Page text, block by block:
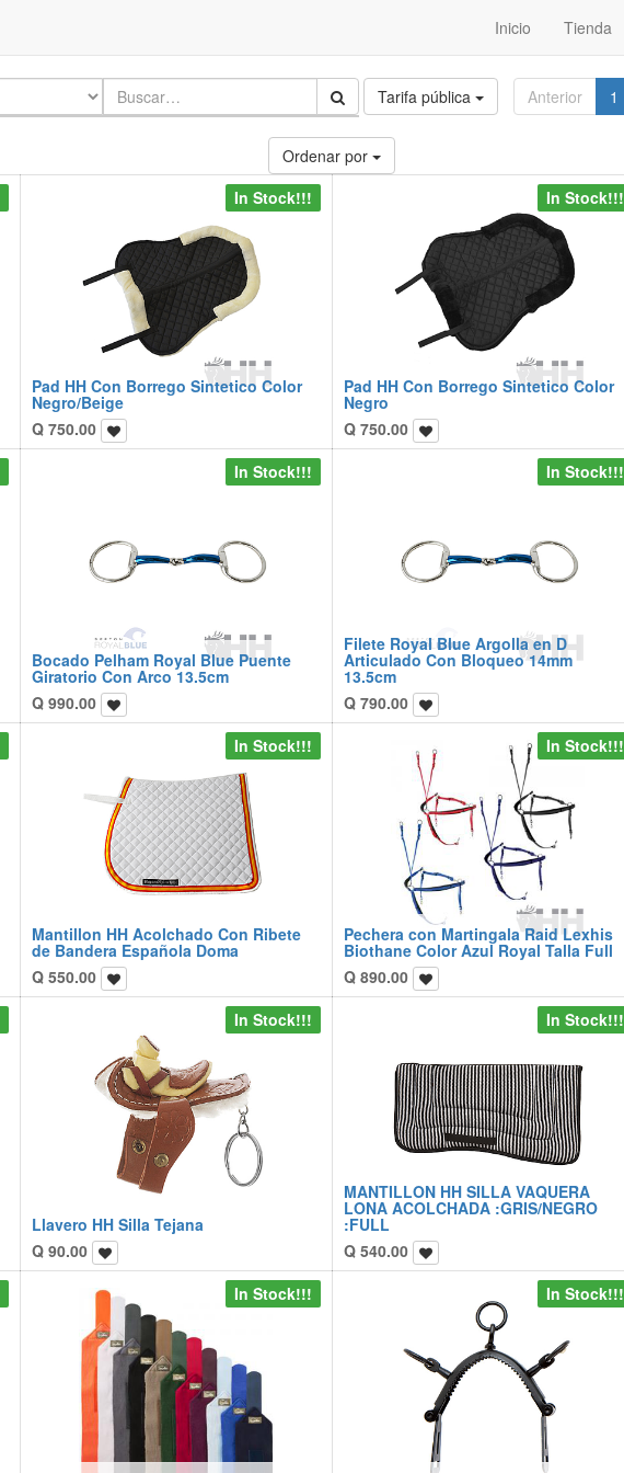
Inicio Tienda
Tarifa pública Anterior 1
Ordenar por
Pad HH Con Borrego Sintetico Color
Negro/Beige
Q 750.00
In Stock!!!
Pad HH Con Borrego Sintetico Color
Negro
Q 750.00
In Stock!!!
Bocado Pelham Royal Blue Puente
Giratorio Con Arco 13.5cm
Q 990.00
In Stock!!!
Filete Royal Blue Argolla en D
Articulado Con Bloqueo 14mm
13.5cm
Q 790.00
In Stock!!!
Mantillon HH Acolchado Con Ribete
de Bandera Española Doma
Q 550.00
In Stock!!!
Pechera con Martingala Raid Lexhis
Biothane Color Azul Royal Talla Full
Q 890.00
In Stock!!!
Llavero HH Silla Tejana
Q 90.00
In Stock!!!
MANTILLON HH SILLA VAQUERA
LONA ACOLCHADA :GRIS/NEGRO
:FULL
Q 540.00
In Stock!!!
In Stock!!! In Stock!!!